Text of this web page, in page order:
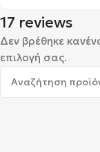
17 reviews
Δεν βρέθηκε
επιλογή σας.